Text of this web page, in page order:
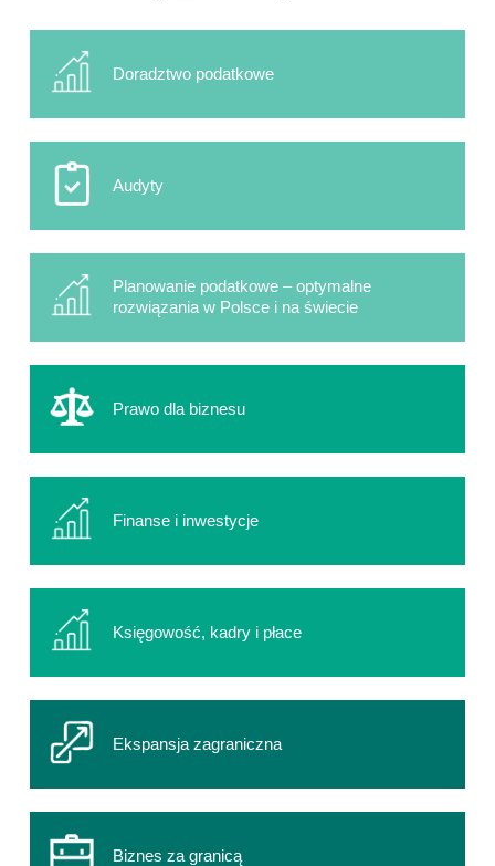
Doradztwo podatkowe
Audyty
Planowanie podatkowe – optymalne
rozwiązania w Polsce i na świecie
Prawo dla biznesu
Finanse i inwestycje
Księgowość, kadry i płace
Ekspansja zagraniczna
Biznes za granicą